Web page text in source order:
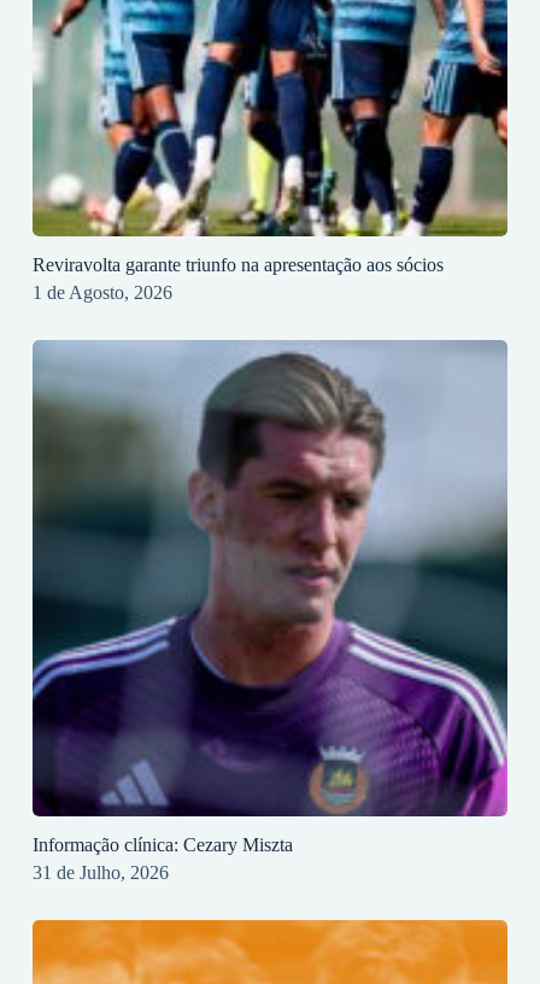
Reviravolta garante triunfo na apresentação aos sócios
1 de Agosto, 2026
Informação clínica: Cezary Miszta
31 de Julho, 2026